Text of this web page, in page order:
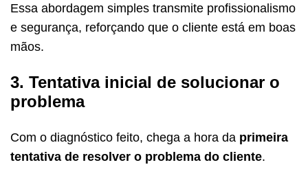
Essa abordagem simples transmite profissionalismo
e segurança, reforçando que o cliente está em boas
mãos.
3. Tentativa inicial de solucionar o
problema
Com o diagnóstico feito, chega a hora da primeira
tentativa de resolver o problema do cliente.